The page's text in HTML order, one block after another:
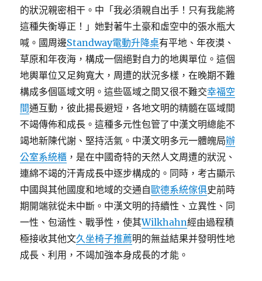
的狀況親密相干。中「我必須親自出手！只有我能將
這種失衡導正！」她對著牛土豪和虛空中的張水瓶大
喊。國周邊Standway電動升降桌有平地、年夜漠、
草原和年夜海，構成一個絕對自力的地輿單位。這個
地輿單位又足夠寬大，周遭的狀況多樣，在晚期不難
構成多個區域文明。這些區域之間又很不難交幸福空
間通互動，彼此揚長避短，各地文明的精髓在區域間
不竭傳佈和成長。這種多元性包管了中漢文明總能不
竭地新陳代謝、堅持活氣。中漢文明多元一體魄局辦
公室系統櫃 ，是在中國奇特的天然人文周遭的狀況、
連綿不竭的汗青成長中逐步構成的。同時，考古顯示
中國與其他國度和地域的交通自歐德系統傢俱史前時
期開端就從未中斷。中漢文明的持續性、立異性、同
一性、包涵性、戰爭性，使其Wilkhahn經由過程積
極接收其他文久坐椅子推薦明的無益結果并發明性地
成長、利用，不竭加強本身成長的才能。